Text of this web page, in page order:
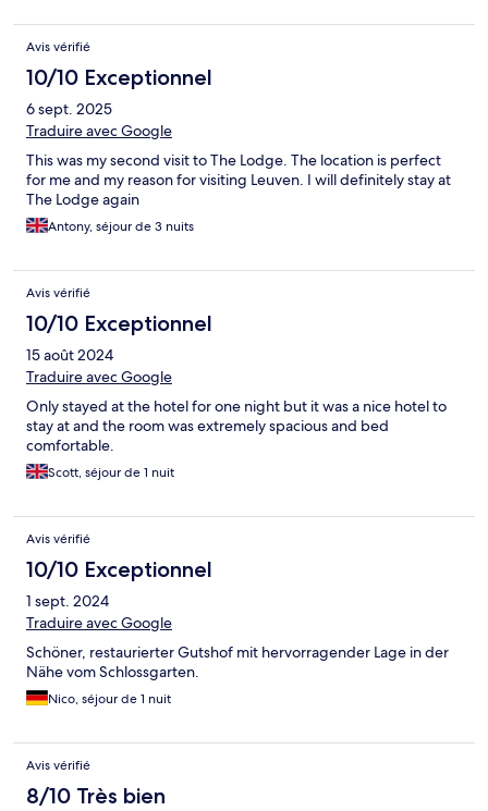
Avis vérifié
10/10 Exceptionnel
6 sept. 2025
Traduire avec Google
This was my second visit to The Lodge. The location is perfect
for me and my reason for visiting Leuven. I will definitely stay at
The Lodge again
Antony, séjour de 3 nuits
Avis vérifié
10/10 Exceptionnel
15 août 2024
Traduire avec Google
Only stayed at the hotel for one night but it was a nice hotel to
stay at and the room was extremely spacious and bed
comfortable.
Scott, séjour de 1 nuit
Avis vérifié
10/10 Exceptionnel
1 sept. 2024
Traduire avec Google
Schöner, restaurierter Gutshof mit hervorragender Lage in der
Nähe vom Schlossgarten.
Nico, séjour de 1 nuit
Avis vérifié
8/10 Très bien